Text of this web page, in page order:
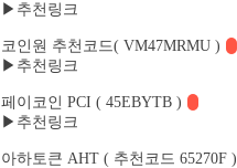
▶추천링크
코인원 추천코드( VM47MRMU )
▶추천링크
페이코인 PCI ( 45EBYTB )
▶추천링크
아하토큰 AHT ( 추천코드 65270F )